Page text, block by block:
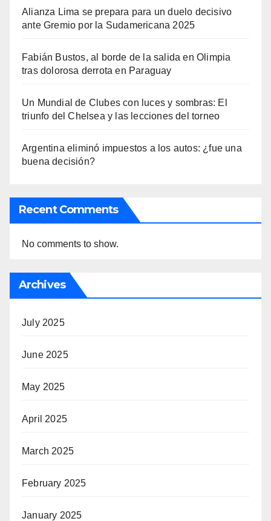
Alianza Lima se prepara para un duelo decisivo
ante Gremio por la Sudamericana 2025
Fabián Bustos, al borde de la salida en Olimpia
tras dolorosa derrota en Paraguay
Un Mundial de Clubes con luces y sombras: El
triunfo del Chelsea y las lecciones del torneo
Argentina eliminó impuestos a los autos: ¿fue una
buena decisión?
Recent Comments
No comments to show.
Archives
July 2025
June 2025
May 2025
April 2025
March 2025
February 2025
January 2025